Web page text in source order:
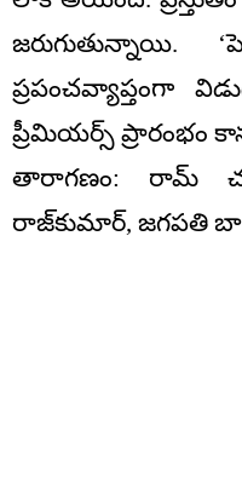
జరుగుతున్నాయి.
ప్రపంచవ్యాప్తంగా
ప్రీమియర్స్ ప్రారంభం
తారాగణం: రామ్
రాజ్‌కుమార్, జగపతి